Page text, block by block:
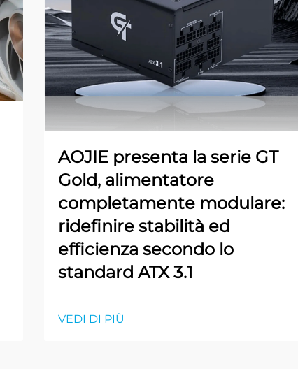
AOJIE presenta la serie GT
Gold, alimentatore
completamente modulare:
ridefinire stabilità ed
efficienza secondo lo
standard ATX 3.1
VEDI DI PIÙ